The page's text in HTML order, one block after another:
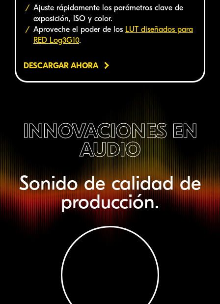
Ajuste rápidamente los parámetros clave de
exposición, ISO y color.
Aproveche el poder de los LUT diseñados para
RED Log3G10.
DESCARGAR AHORA
INNOVACIONES EN
AUDIO
Sonido de calidad de
producción.